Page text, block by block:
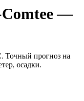
Comteе —
Точный прогноз на
осадки.